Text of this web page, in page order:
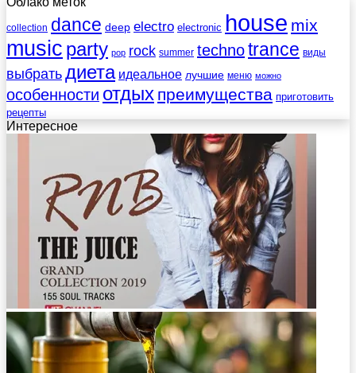
collection dance deep electro electronic house mix
music party pop rock summer technotrance виды
выбратьдиета идеальное лучшие меню можно
особенности отдых преимущества приготовить
рецепты
Интересное